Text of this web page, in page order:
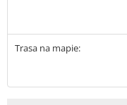
Trasa na mapie: